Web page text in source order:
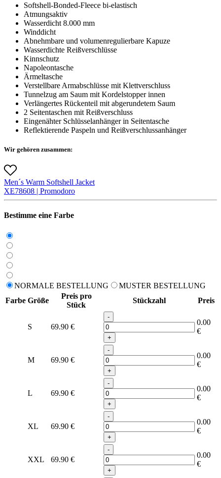
Softshell-Bonded-Fleece bi-elastisch
Atmungsaktiv
Wasserdicht 8.000 mm
Winddicht
Abnehmbare und volumenregulierbare Kapuze
Wasserdichte Reißverschlüsse
Kinnschutz
Napoleontasche
Ärmeltasche
Verstellbare Armabschlüsse mit Klettverschluss
Tunnelzug am Saum mit Kordelstopper innen
Verlängertes Rückenteil mit abgerundetem Saum
2 Seitentaschen mit Reißverschluss
Eingenähter Schlüsselanhänger in Seitentasche
Reflektierende Paspeln und Reißverschlussanhänger
Wir gehören zusammen:
Men´s Warm Softshell Jacket
XE78608 | Promodoro
Bestimme eine Farbe
NORMALE BESTELLUNG
MUSTER BESTELLUNG
Farbe Größe
Preis pro
Stück
Stückzahl Preis
S 69.90 €
-
+
0.00
€
M 69.90 €
-
+
0.00
€
L 69.90 €
-
+
0.00
€
XL 69.90 €
-
+
0.00
€
XXL 69.90 €
-
+
0.00
€